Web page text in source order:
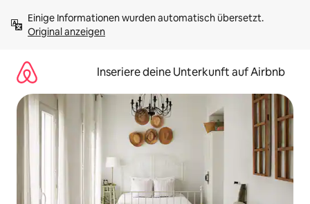
Inhalten
springenOriginal anzeigen
Inseriere deine Unterkunft auf Airbnb